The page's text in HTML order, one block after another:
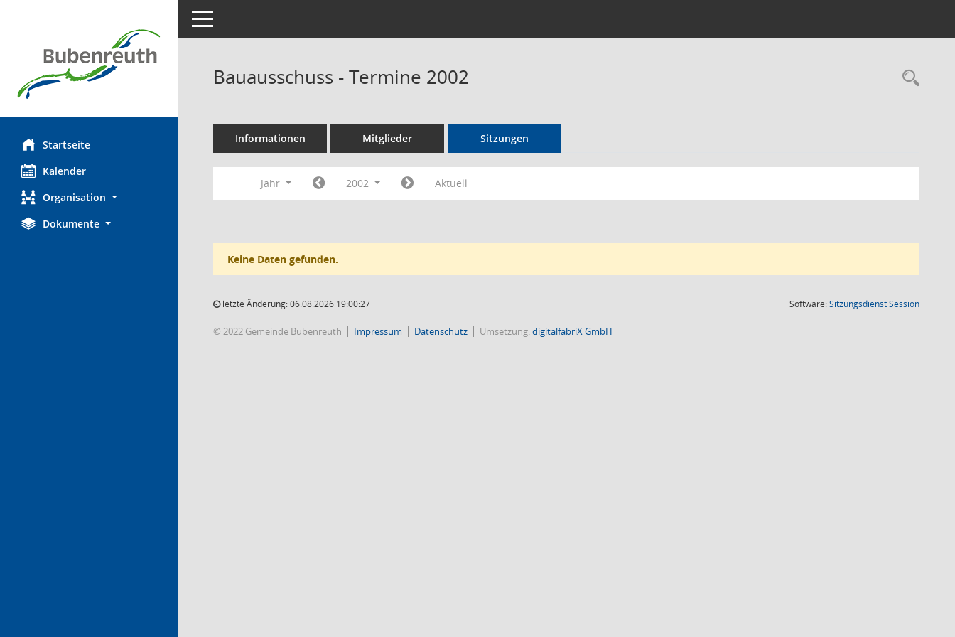
Startseite
Kalender
Organisation
Dokumente
Toggle navigation
Bauausschuss - Termine 2002
Informationen Mitglieder Sitzungen
Jahr 2002 Aktuell
Keine Daten gefunden.
letzte Änderung: 06.08.2026 19:00:27 Software:SitzungsdienstSession(Wird in
© 2022 Gemeinde Bubenreuth Impressum Datenschutz Umsetzung:digitalfabriX GmbH